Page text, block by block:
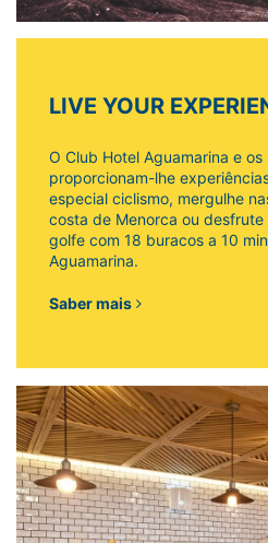
LIVE YOUR
O Club Hotel Aguamarina e
proporcionam-lhe
especial ciclismo, mergulhe
costa de Menorca ou
golfe com 18 buracos a 10
Aguamarina.
Saber mais